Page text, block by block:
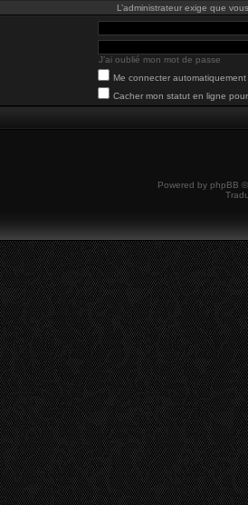
L’administrateur exige que
J’ai oublié mon mot de passe
Me connecter
Cacher mon statut en ligne
Powered by phpBB